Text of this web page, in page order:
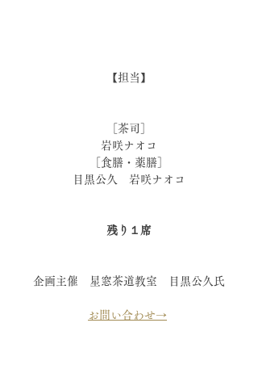
【担当】
［茶司］
岩咲ナオコ
［食膳・薬膳］
目黒公久　岩咲ナオコ
残り１席
企画主催　星窓茶道教室　目黒公久氏
お問い合わせ→